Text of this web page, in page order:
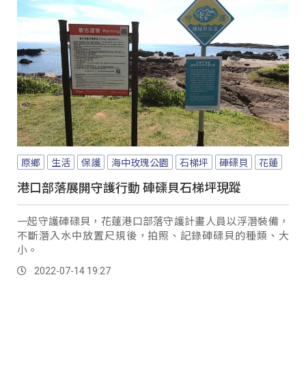
原鄉 生活 保護 海中玫瑰公園 石梯坪 硨磲貝 花蓮
港口部落展開守護行動 硨磲貝石梯坪現蹤
一起守護硨磲貝，花蓮港口部落守護計畫人員以浮潛裝備，
不斷潛入水中放置尺規後，拍照、記錄硨磲貝的種類、大
小。
2022-07-14 19:27